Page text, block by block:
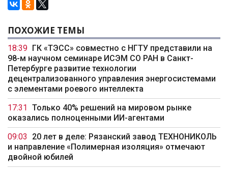
ПОХОЖИЕ ТЕМЫ
18:39
ГК «ТЭСС» совместно с НГТУ представили на
98-м научном семинаре ИСЭМ СО РАН в Санкт-
Петербурге развитие технологии
децентрализованного управления энергосистемами
с элементами роевого интеллекта
17:31
Только 40% решений на мировом рынке
оказались полноценными ИИ-агентами
09:03
20 лет в деле: Рязанский завод ТЕХНОНИКОЛЬ
и направление «Полимерная изоляция» отмечают
двойной юбилей